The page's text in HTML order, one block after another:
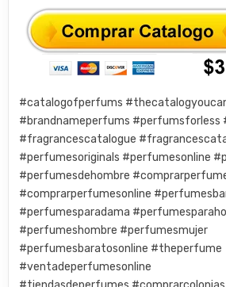
#catalogofperfums
#brandnameperfums #perfumsforless
#fragrancescatalogue
#perfumesoriginals #perfumesonline
#perfumesdehombre
#comprarperfumesonline
#perfumesparadama
#perfumeshombre #perfumesmujer
#perfumesbaratosonline #theperfume
#ventadeperfumesonline